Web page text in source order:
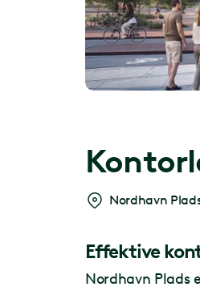
Nordhavn
Effektive
Nordhavn Plads